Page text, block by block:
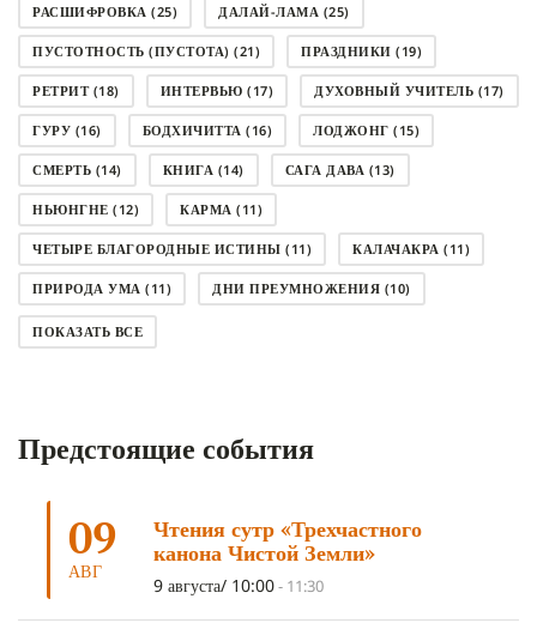
РАСШИФРОВКА (25) ДАЛАЙ-ЛАМА (25)
ПУСТОТНОСТЬ (ПУСТОТА) (21) ПРАЗДНИКИ (19)
РЕТРИТ(18) ИНТЕРВЬЮ (17) ДУХОВНЫЙ УЧИТЕЛЬ (17)
ГУРУ (16) БОДХИЧИТТА (16) ЛОДЖОНГ (15)
СМЕРТЬ (14) КНИГА (14) САГА ДАВА (13)
НЬЮНГНЕ (12) КАРМА (11)
ЧЕТЫРЕ БЛАГОРОДНЫЕ ИСТИНЫ (11) КАЛАЧАКРА (11)
ПРИРОДА УМА (11) ДНИ ПРЕУМНОЖЕНИЯ (10)
СОВЕТ(10)
АНАЛИТИЧЕСКАЯ МЕДИТАЦИЯ(7)
ТРИ ОСНОВЫ ПУТИ(5) ЛХАБАБ ДУЧЕН(5)
ОЧИСТИТЕЛЬНЫЕ ПРАКТИКИ(5) САМ СЕБЕ ПСИХОЛОГ
УМ И ЕГО ПОТЕНЦИАЛ
ПОКАЗАТЬ ВСЕ
Предстоящие события
09
АВГ
Чтения сутр «Трехчастного
канона Чистой Земли»
9 августа/ 10:00- 11:30